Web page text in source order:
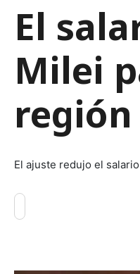
El
Milei
El ajuste redujo el